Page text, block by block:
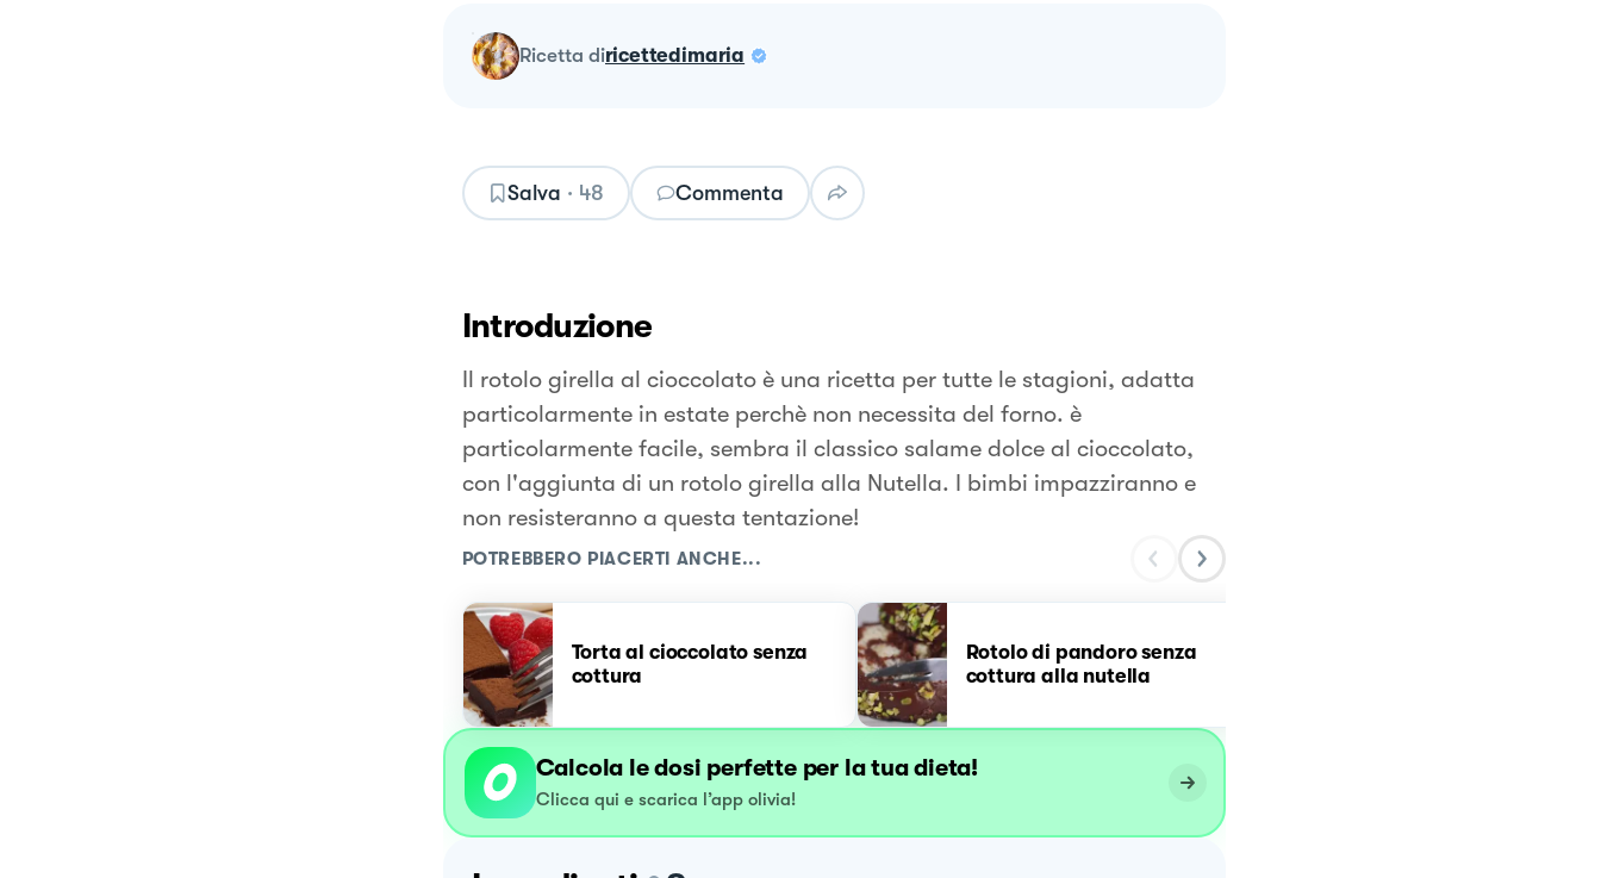
ricetta diricettedimaria
Salva · 48 Commenta
Introduzione
Il rotolo girella al cioccolato è una ricetta per tutte le stagioni, adatta
particolarmente in estate perchè non necessita del forno. è
particolarmente facile, sembra il classico salame dolce al cioccolato,
con l'aggiunta di un rotolo girella alla Nutella. I bimbi impazziranno e
non resisteranno a questa tentazione!
POTREBBERO PIACERTI ANCHE...
Torta al cioccolato senza
cottura
Rotolo di pandoro senza
cottura alla nutella
Calcola le dosi perfette per la tua dieta!
Clicca qui e scarica l’app olivia!